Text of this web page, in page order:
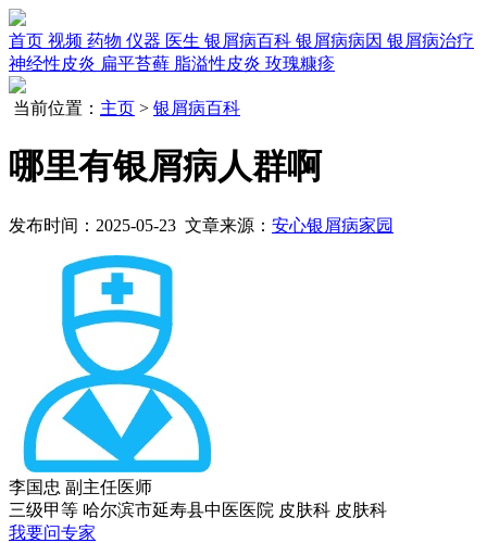
首页 视频 药物 仪器 医生 银屑病百科 银屑病病因 银屑病治疗
神经性皮炎 扁平苔藓 脂溢性皮炎 玫瑰糠疹
当前位置： 主页 > 银屑病百科
哪里有银屑病人群啊
发布时间：2025-05-23 文章来源： 安心银屑病家园
李国忠 副主任医师
三级甲等 哈尔滨市延寿县中医医院 皮肤科 皮肤科
我要问专家